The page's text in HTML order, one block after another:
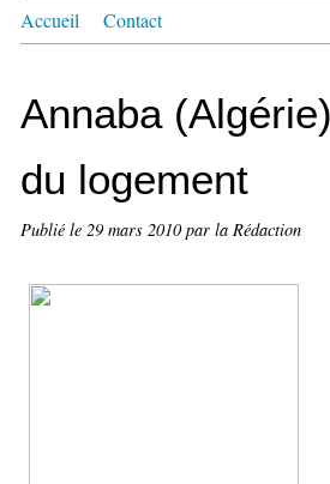
Accueil Contact
Annaba
du logement
Publié le 29 mars 2010par la Rédaction